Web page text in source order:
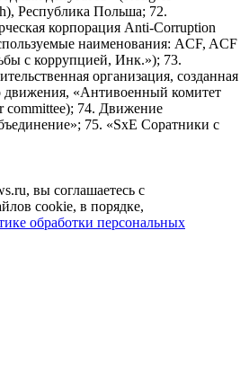
Республика Польша; 72.
корпорация Anti-Corruption
наименования: ACF, ACF
с коррупцией, Инк.»); 73.
организация, созданная
движения, «Антивоенный комитет
committee); 74. Движение
75. «SxE Соратники с
вы соглашаетесь с
cookie, в порядке,
обработки персональных